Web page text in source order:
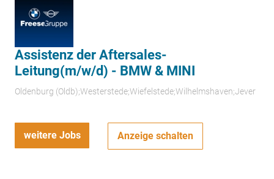
Assistenz der Aftersales-
Leitung(m/w/d) - BMW & MINI
Oldenburg (Oldb);Westerstede;Wiefelstede;Wilhelmshaven;Jever
weitere Jobs Anzeige schalten